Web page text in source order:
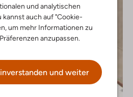
und analytischen
kannst auch auf "Cookie-
um mehr Informationen zu
anzupassen.
und weiter